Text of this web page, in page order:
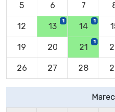
5 6 7
12 13
1
14
1
19 20 21
1
26 27 28